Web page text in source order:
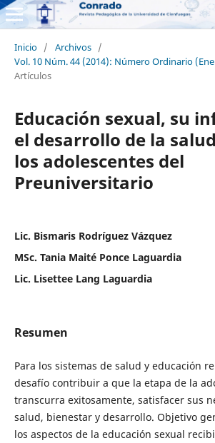
Inicio / Archivos /
Vol. 10 Núm. 44 (2014): Número Ordinario
Artículos
Educación sexual, su
el desarrollo de la
los adolescentes del
Preuniversitario
Lic. Bismaris Rodríguez Vázquez
MSc. Tania Maité Ponce Laguardia
Lic. Lisettee Lang Laguardia
Resumen
Para los sistemas de salud y educación
desafío contribuir a que la etapa de la
transcurra exitosamente, satisfacer sus
salud, bienestar y desarrollo. Objetivo
los aspectos de la educación sexual